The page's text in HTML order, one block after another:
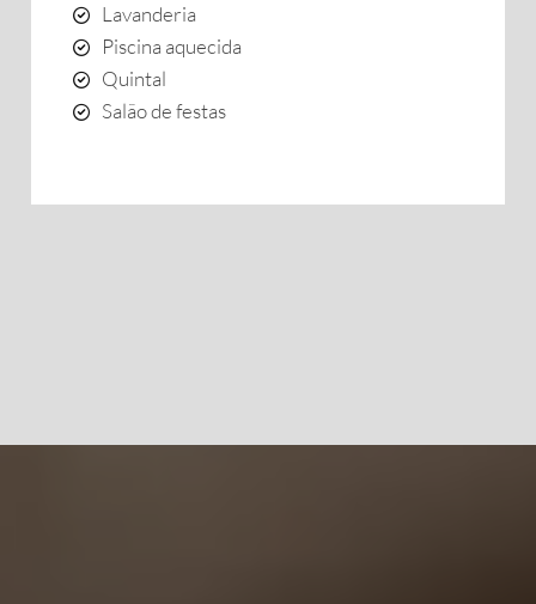
Lavanderia
Piscina aquecida
Quintal
Salão de festas